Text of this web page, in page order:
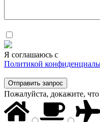
⁨⁨⁨Я соглашаюсь с
Политикой
Пожалуйста, докажите,